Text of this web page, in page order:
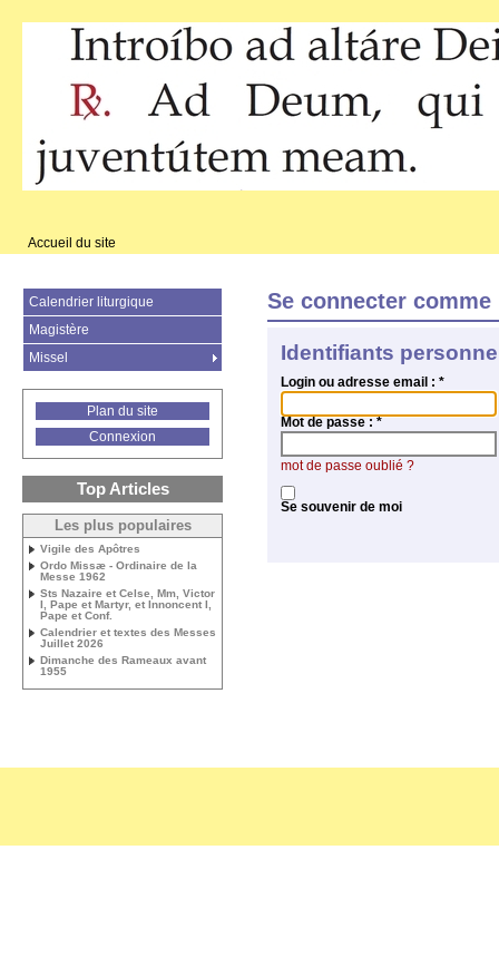
Accueil du site
Se connecter
Identifiants
Login ou adresse email : *
Mot de passe :*
mot de passe oublié ?
Se souvenir de moi
Calendrier liturgique
Magistère
Missel
Plan du site
Connexion
Top Articles
Les plus populaires
Vigile des Apôtres
Ordo Missæ - Ordinaire de la
Messe 1962
Sts Nazaire et Celse, Mm, Victor
I, Pape et Martyr, et Innoncent I,
Pape et Conf.
Calendrier et textes des Messes
Juillet 2026
Dimanche des Rameaux avant
1955